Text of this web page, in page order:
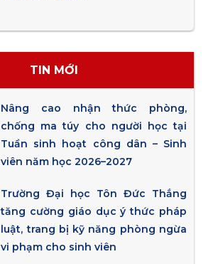
TIN MỚI
Nâng cao nhận thức phòng,
chống ma túy cho người học tại
Tuần sinh hoạt công dân – Sinh
viên năm học 2026–2027
Trường Đại học Tôn Đức Thắng
tăng cường giáo dục ý thức pháp
luật, trang bị kỹ năng phòng ngừa
vi phạm cho sinh viên